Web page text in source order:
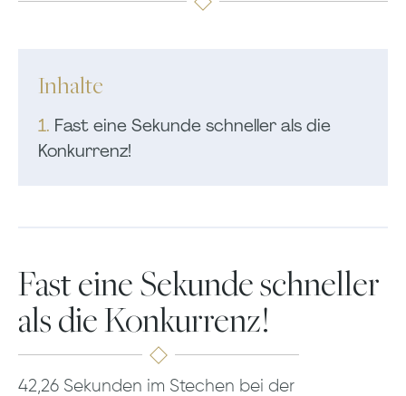
Inhalte
1. Fast eine Sekunde schneller als die
Konkurrenz!
Fast eine Sekunde schneller
als die Konkurrenz!
42,26 Sekunden im Stechen bei der